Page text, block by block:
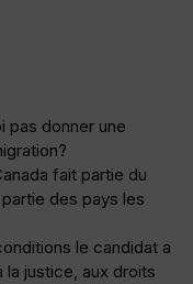
pas donner une
fait partie du
des pays les
le candidat a
la justice, aux droits